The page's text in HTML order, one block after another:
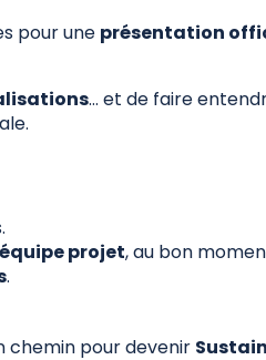
pour une présentation
… et de faire
projet, au bon
.
chemin pour devenir